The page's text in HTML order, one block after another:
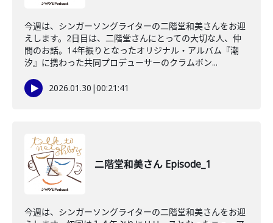
今週は、シンガーソングライターの二階堂和美さんをお迎
えします。2日目は、二階堂さんにとっての大切な人、仲
間のお話。14年振りとなったオリジナル・アルバム『潮
汐』に携わった共同プロデューサーのクラムボン...
2026.01.30 |00:21:41
二階堂和美さん Episode_1
今週は、シンガーソングライターの二階堂和美さんをお迎